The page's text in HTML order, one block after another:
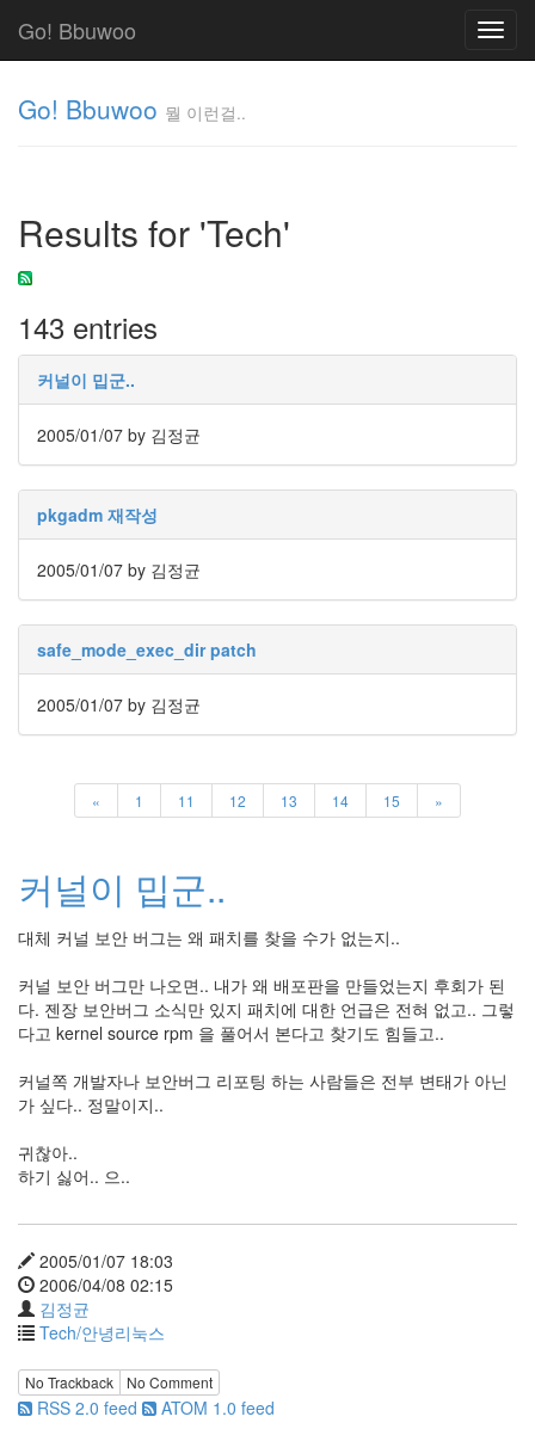
Go! Bbuwoo
Go! Bbuwoo 뭘 이런걸..
Results for 'Tech'
143 entries
커널이 밉군..
2005/01/07 by 김정균
pkgadm 재작성
2005/01/07 by 김정균
safe_mode_exec_dir patch
2005/01/07 by 김정균
« 1 11 12 13 14 15 »
커널이 밉군..
대체 커널 보안 버그는 왜 패치를 찾을 수가 없는지..
커널 보안 버그만 나오면.. 내가 왜 배포판을 만들었는지 후회가 된
다. 젠장 보안버그 소식만 있지 패치에 대한 언급은 전혀 없고.. 그렇
다고 kernel source rpm 을 풀어서 본다고 찾기도 힘들고..
커널쪽 개발자나 보안버그 리포팅 하는 사람들은 전부 변태가 아닌
가 싶다.. 정말이지..
귀찮아..
하기 싫어.. 으..
2005/01/07 18:03
2006/04/08 02:15
김정균
Tech/안녕리눅스
No Trackback No Comment
RSS 2.0 feed ATOM 1.0 feed
걸..
김
정
균
Cloud
녕
스
AnNyung
Firefox
iPutty
AnNyung
LInux
불
여
우
Notices
Find!
체
192
주
절
절
30